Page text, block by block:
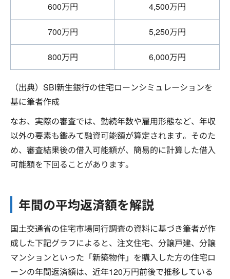
600万円 4,500万円
700万円 5,250万円
800万円 6,000万円
（出典）SBI新生銀行の住宅ローンシミュレーションを
基に筆者作成
なお、実際の審査では、勤続年数や雇用形態など、年収
以外の要素も鑑みて融資可能額が算定されます。そのた
め、審査結果後の借入可能額が、簡易的に計算した借入
可能額を下回ることがあります。
年間の平均返済額を解説
国土交通省の住宅市場同行調査の資料に基づき筆者が作
成した下記グラフによると、注文住宅、分譲戸建、分譲
マンションといった「新築物件」を購入した方の住宅ロ
ーンの年間返済額は、近年120万円前後で推移している